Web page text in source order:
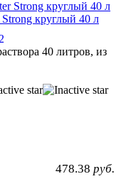
круглый 40 л
40 литров, из
478.38 руб.